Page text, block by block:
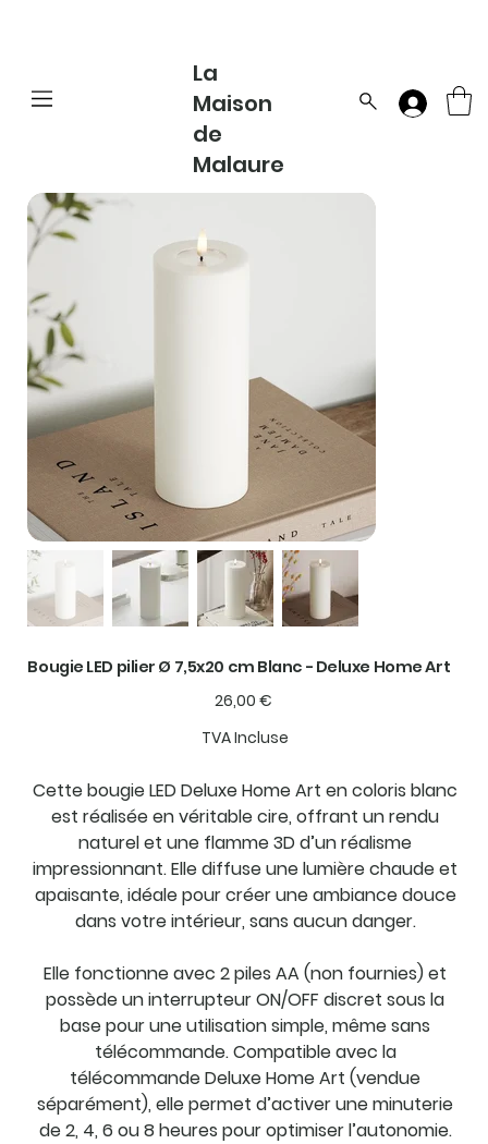
La
Maison
de
Malaure
Bougie LED pilier Ø 7,5x20 cm Blanc - Deluxe Home Art
Prix
26,00 €
TVA Incluse
Cette bougie LED Deluxe Home Art en coloris blanc
est réalisée en véritable cire, offrant un rendu
naturel et une flamme 3D d’un réalisme
impressionnant. Elle diffuse une lumière chaude et
apaisante, idéale pour créer une ambiance douce
dans votre intérieur, sans aucun danger.
Elle fonctionne avec 2 piles AA (non fournies) et
possède un interrupteur ON/OFF discret sous la
base pour une utilisation simple, même sans
télécommande. Compatible avec la
télécommande Deluxe Home Art (vendue
séparément), elle permet d’activer une minuterie
de 2, 4, 6 ou 8 heures pour optimiser l’autonomie.